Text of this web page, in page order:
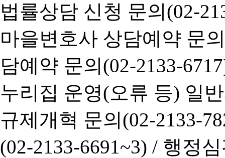
법률상담 신청 문의(02-
마을변호사 상담예약 문
담예약 문의(02-2133-
누리집 운영(오류 등) 일
규제개혁 문의(02-2133-
(02-2133-6691~3) / 행정심